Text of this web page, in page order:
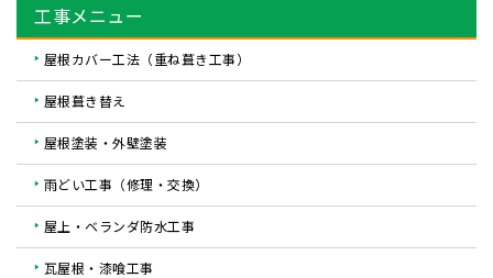
工事メニュー
屋根カバー工法（重ね葺き工事）
屋根葺き替え
屋根塗装・外壁塗装
雨どい工事（修理・交換）
屋上・ベランダ防水工事
瓦屋根・漆喰工事